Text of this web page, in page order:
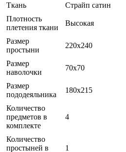
Ткань
Страйп сатин
Плотность
плетения ткани
Высокая
Размер
простыни
220x240
Размер
наволочки
70x70
Размер
пододеяльника
180x215
Количество
предметов в
комплекте
4
Количество
простыней в
1